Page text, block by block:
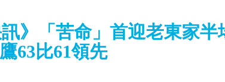
》「苦命」首迎老東家半
63比61領先